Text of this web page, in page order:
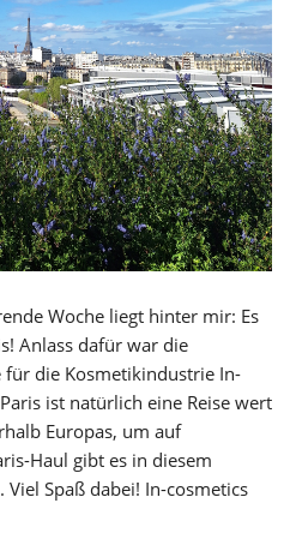
Woche liegt hinter mir: Es
Anlass dafür war die
die Kosmetikindustrie In-
ist natürlich eine Reise wert
Europas, um auf
Haul gibt es in diesem
Spaß dabei! In-cosmetics